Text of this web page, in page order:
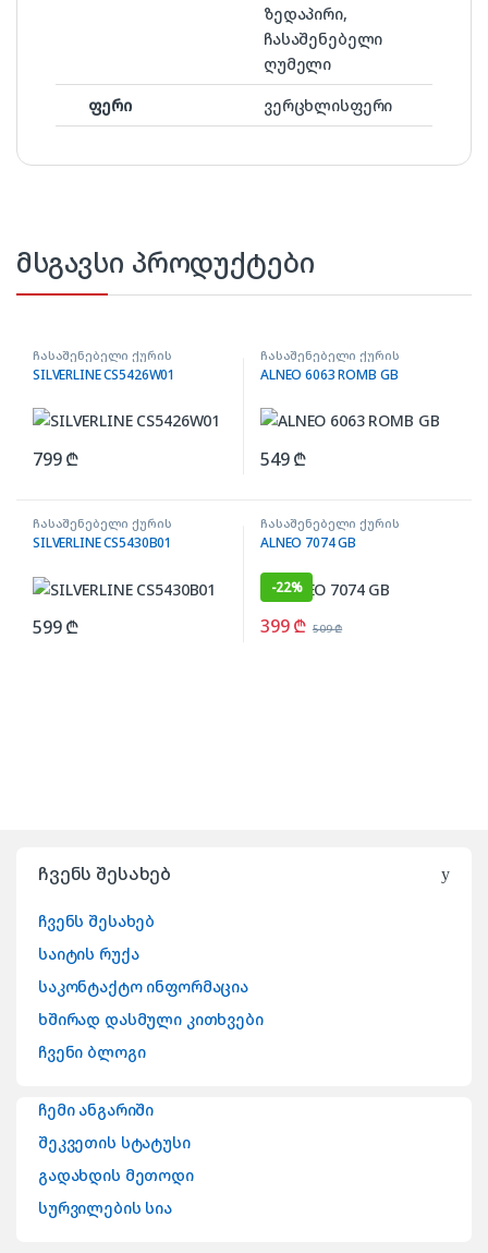
ზედაპირი,
ჩასაშენებელი
ღუმელი
ფერი
ვერცხლისფერი
მსგავსი პროდუქტები
ჩასაშენებელი ქურის
ზედაპირი
SILVERLINE CS5426W01
799₾
ჩასაშენებელი ქურის
ზედაპირი
ALNEO 6063 ROMB GB
549₾
ჩასაშენებელი ქურის
ზედაპირი
SILVERLINE CS5430B01
599₾
ჩასაშენებელი ქურის
ზედაპირი
ALNEO 7074 GB
-22%
399₾ 509₾
ჩვენს შესახებ
ჩვენს შესახებ
საიტის რუქა
საკონტაქტო ინფორმაცია
ხშირად დასმული კითხვები
ჩვენი ბლოგი
ჩემი ანგარიში
შეკვეთის სტატუსი
გადახდის მეთოდი
სურვილების სია